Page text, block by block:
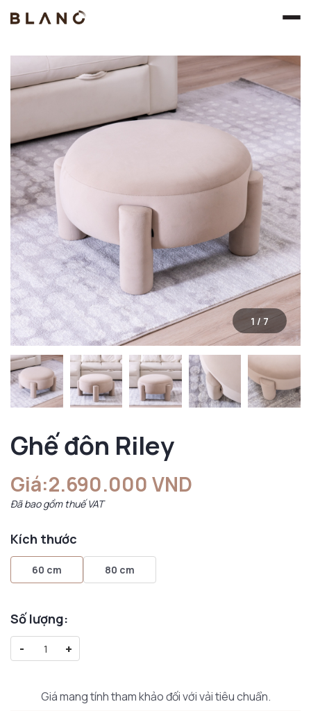
1 / 7
Ghế đôn Riley
Giá:2.690.000 VND
Đã bao gồm thuế VAT
Kích thước
60 cm 80 cm
Số lượng:
-
+
Giá mang tính tham khảo đối với vải tiêu chuẩn.